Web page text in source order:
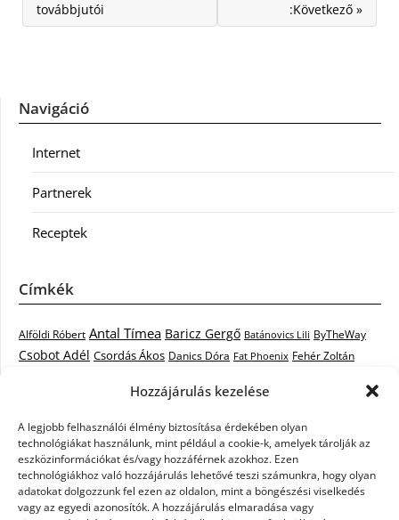
Hozzájárulás kezelése
A legjobb felhasználói élmény biztosítása érdekében olyan
technológiákat használunk, mint például a cookie-k, amelyek tárolják az
eszközinformációkat és/vagy hozzáférnek azokhoz. Ezen
technológiákhoz való hozzájárulás lehetővé teszi számunkra, hogy olyan
adatokat dolgozzunk fel ezen az oldalon, mint a böngészési viselkedés
vagy az egyedi azonosítók. A hozzájárulás elmaradása vagy
továbbjutói
:Következő »
Navigáció
Internet
Partnerek
Receptek
Címkék
Alföldi Róbert Antal Tímea Baricz Gergő Batánovics Lili ByTheWay
Csobot Adél Csordás Ákos Danics Dóra Fat Phoenix Fehér Zoltán
Kovács László Stone
Krasznai Tünde Like LiL C. Malek Miklós mentor Muri Enikő
Nagy Feró Oláh Gergő Péterffy Lili Rocktenors RTL Klub
Cowell Szabó Dávid Szabó Ádám Szikora Róbert Takács Nikolas
Tarány Tamás Tóth Gabi Vastag Csaba Vastag Tamás